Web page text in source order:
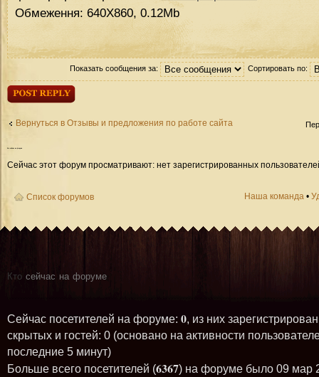
Обмеження: 640Х860, 0.12Mb
Показать сообщения за: Сортировать по:
Ответить
Вернуться в Отзывы и предложения по работе сайта
Кто сейчас на форуме
Сейчас этот форум просматривают: нет зарегистрированных
Список форумов Наша команда •
Кто сейчас на форуме
Сейчас посетителей на форуме: 0, из них
скрытых и гостей: 0 (основано на активности
последние 5 минут)
Больше всего посетителей (6367) на форуме было 09 мар